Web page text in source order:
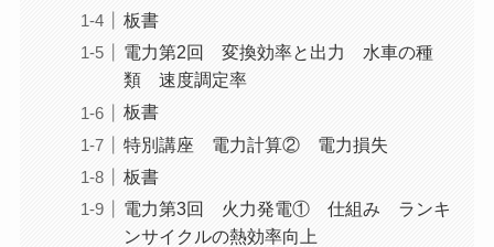
板書
電力第2回 変換効率と出力 水車の種
類 速度調定率
板書
特別講座 電力計算② 電力損失
板書
電力第3回 火力発電① 仕組み ランキ
ンサイクルの熱効率向上